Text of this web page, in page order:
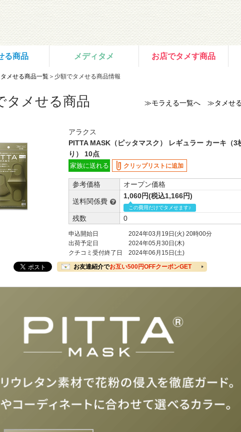
る商品 メディタメ お店でタメす商品
タメせる商品一覧 ＞少額でタメせる商品情報
タメせる商品 ≫モラえる一覧へ ≫タメせ
アラクス
PITTA MASK（ピッタマスク） レギュラー カーキ（3
り） 10点
家族に送れる クリップリストに追加
参考価格 オープン価格
送料関係費
1,060円(税込1,166円)
この費用だけでタメせます♪
残数 0
申込開始日
2024年03月19日(火) 20時00分
出荷予定日
2024年05月30日(木)
クチコミ受付終了日
2024年06月15日(土)
お友達紹介でお互い500円OFFクーポンGET